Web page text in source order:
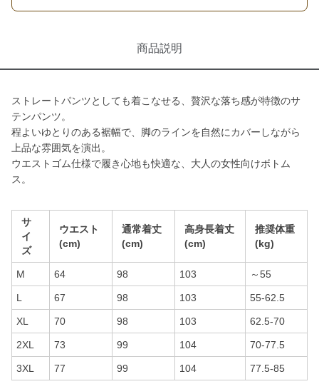
商品説明
ストレートパンツとしても着こなせる、贅沢な落ち感が特徴のサ
テンパンツ。
程よいゆとりのある裾幅で、脚のラインを自然にカバーしながら
上品な雰囲気を演出。
ウエストゴム仕様で履き心地も快適な、大人の女性向けボトム
ス。
サ
イ
ズ
ウエスト
(cm)
通常着丈
(cm)
高身長着丈
(cm)
推奨体重
(kg)
M 64 98 103 ～55
L 67 98 103 55-62.5
XL 70 98 103 62.5-70
2XL 73 99 104 70-77.5
3XL 77 99 104 77.5-85